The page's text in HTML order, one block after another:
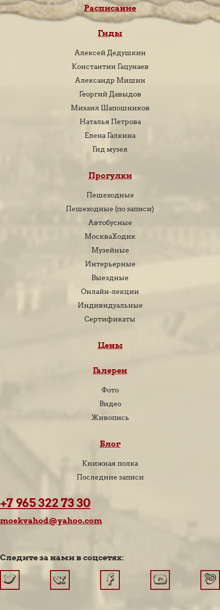
Расписание
Гиды
Алексей Дедушкин
Константин Гацунаев
Александр Мишин
Георгий Давыдов
Михаил Шапошников
Наталья Петрова
Елена Галкина
Гид музея
Прогулки
Пешеходные
Пешеходные (по записи)
Автобусные
МоскваХодик
Музейные
Интерьерные
Выездные
Онлайн-лекции
Индивидуальные
Сертификаты
Цены
Галереи
Фото
Видео
Живопись
Блог
Книжная полка
Последние записи
+7 965 322 73 30
moskvahod@yahoo.com
Следите за нами в соцсетях: